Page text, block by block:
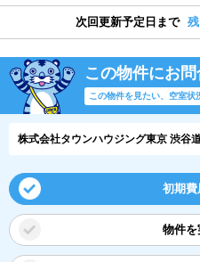
次回更新予定日まで
この物件にお
この物件を見たい、空室状
株式会社タウンハウジング東京 渋谷
初期費
物件を